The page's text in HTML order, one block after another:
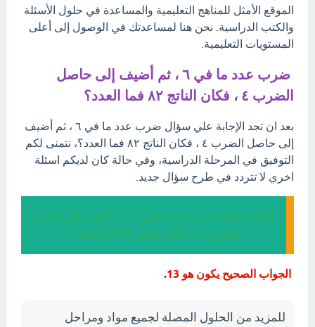
الموقع الأمثل للمناهج التعليمية والمساعدة في حلول الأسئلة
والكتب الدراسية. نحن هنا لمساعدتك في الوصول إلى أعلى
المستويات التعليمية.
ضرب عدد ما في ٦ ، ثم أضيف إلى حاصل
الضرب ٤ ، فكان الناتج ٨٢ فما العدد؟
بعد ان تجد الإجابة علي سؤال ضرب عدد ما في ٦ ، ثم أضيف
إلى حاصل الضرب ٤ ، فكان الناتج ٨٢ فما العدد؟، نتمنى لكم
التوفيق في المرحلة الدراسية، وفي حالة كان لديكم اسئلة
اخري لا تتردد في طرح سؤال جديد.
إجابة سؤال ضرب عدد ما في ٦ ، ثم أضيف إلى حاصل
الضرب ٤ ، فكان الناتج ٨٢ فما العدد؟
الجواب الصحيح يكون هو 13.
للمزيد من الحلول المصلة لجميع مواد ومراحل